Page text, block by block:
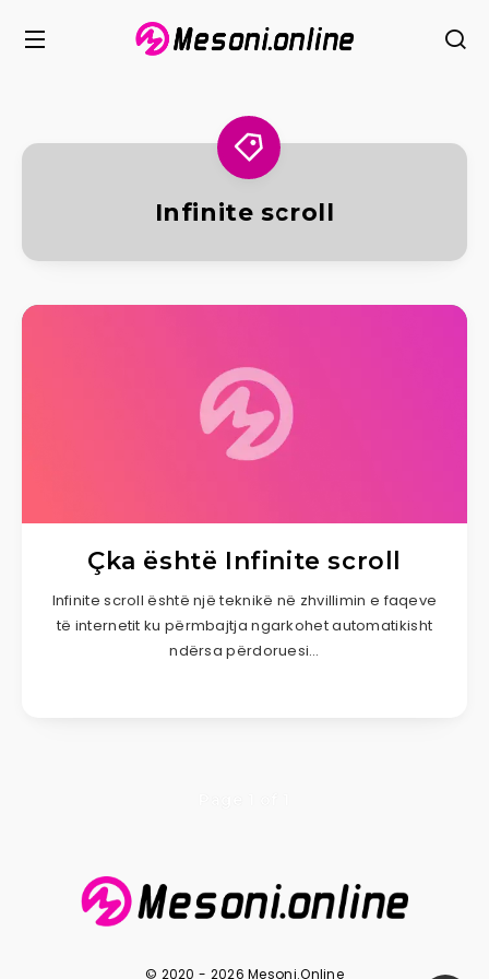
Infinite scroll
Çka është Infinite scroll
Infinite scroll është një teknikë në zhvillimin e faqeve
të internetit ku përmbajtja ngarkohet automatikisht
ndërsa përdoruesi…
© 2020 - 2026 Mesoni.Online